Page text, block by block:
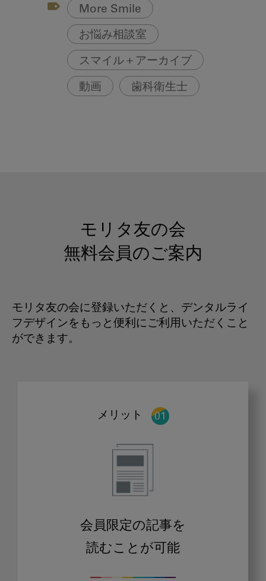
More Smile
お悩み相談室
スマイル＋アーカイブ
動画 歯科衛生士
モリタ友の会
無料会員のご案内
モリタ友の会に登録いただくと、デンタルライ
フデザインをもっと便利にご利用いただくこと
ができます。
メリット
会員限定の記事を
読むことが可能